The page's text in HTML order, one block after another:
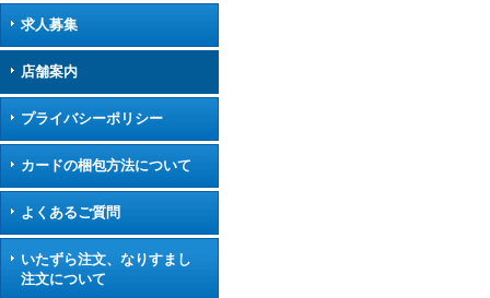
求人募集
店舗案内
プライバシーポリシー
カードの梱包方法について
よくあるご質問
いたずら注文、なりすまし
注文について